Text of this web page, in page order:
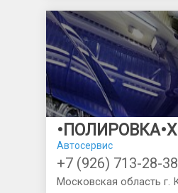
Автосервис
+7 (926) 713-28-38